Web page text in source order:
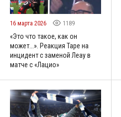
16 марта 2026 1189
«Это что такое, как он
может...». Реакция Таре на
инцидент с заменой Леау в
матче с «Лацио»